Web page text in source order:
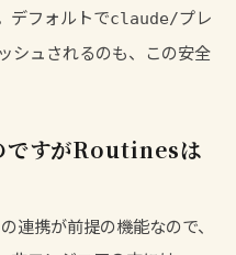
デフォルトでclaude/プレ
シュされるのも、この安全
ですがRoutinesは
携が前提の機能なので、